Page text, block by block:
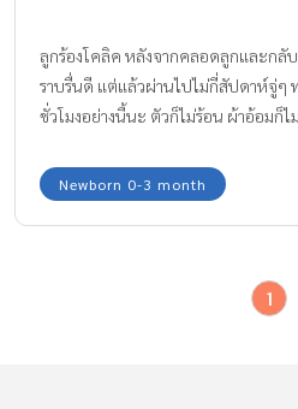
ลูกร้องโคลิค หลังจากคลอดลูกและกลั
ราบรื่นดี แต่แล้วผ่านไปไม่กี่สัปดาห์จู่ๆ
ชั่วโมงอย่างนี้นะ ตัวก็ไม่ร้อน ผ้าอ้อมก็
ว่าทำไมลูกถึงร้องนานเป็นชั่วโมง ร้องซ้ำ
“ลูกร้องโคลิค”
Newborn 0-3 month
1